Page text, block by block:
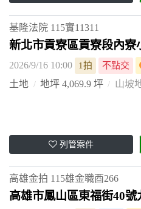
基隆法院 115實11311
新北市貢寮區貢寮段內寮
2026/9/16 10:00 1拍 不點交
土地 地坪 4,069.9 坪 山坡
列管案件
高雄金拍 115雄金職酉266
高雄市鳳山區東福街40號